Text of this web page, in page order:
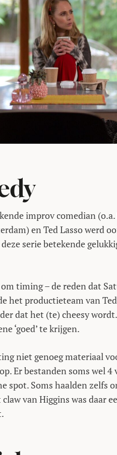
improv comedian
en Ted Lasso werd
serie betekende
timing – de reden dat
het productieteam van
dat het (te) cheesy
‘goed’ te krijgen.
niet genoeg materiaal
Er bestanden soms wel
Soms haalden zelfs
van Higgins was daar